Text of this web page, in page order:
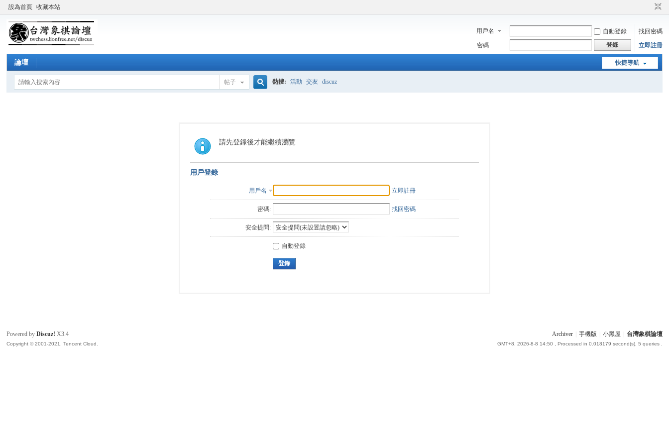
設為首頁 收藏本站
用戶名 自動登錄
找回密碼
密碼
登錄 立即註冊
快捷導航
論壇
帖子
索
熱搜: 活動 交友 discuz
請先登錄後才能繼續瀏覽
用戶登錄
用戶名 立即註冊
密碼: 找回密碼
安全提問:
自動登錄
登錄
Archiver 手機版 小黑屋 台灣象棋論壇
GMT+8, 2026-8-8 14:50 , Processed in 0.018179 second(s), 5 queries .
Powered byDiscuz! X3.4
Copyright © 2001-2021, Tencent Cloud.